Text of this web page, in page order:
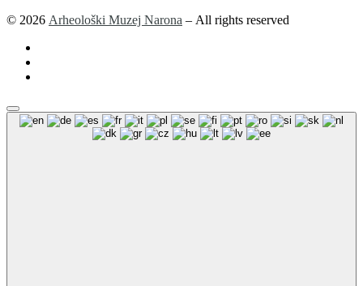
© 2026 Arheološki Muzej Narona – All rights reserved